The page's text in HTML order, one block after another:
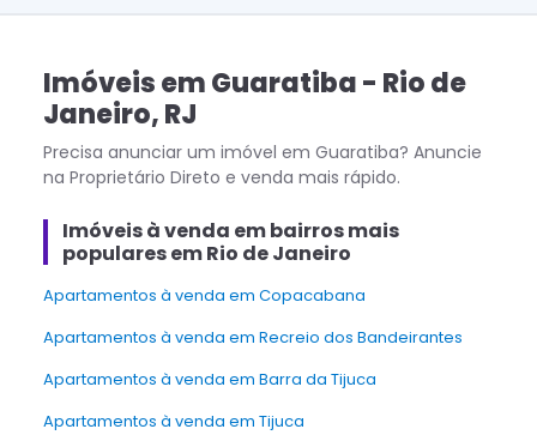
ImóveisemGuaratiba- Rio de
Janeiro,RJ
Precisa anunciar um imóvel em Guaratiba? Anuncie
na Proprietário Direto e venda mais rápido.
Imóveis à venda em bairros mais
populares em Rio de Janeiro
Apartamentos à venda em Copacabana
Apartamentos à venda em Recreio dos Bandeirantes
Apartamentos à venda em Barra da Tijuca
Apartamentos à venda em Tijuca